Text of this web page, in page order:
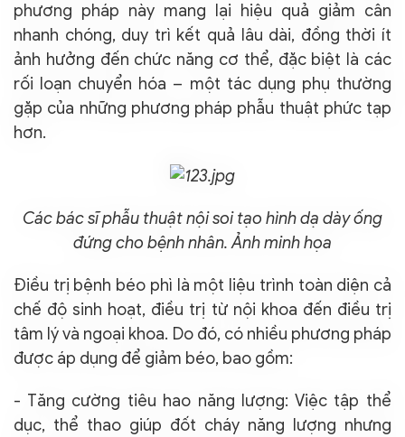
phương pháp này mang lại hiệu quả giảm cân
nhanh chóng, duy trì kết quả lâu dài, đồng thời ít
ảnh hưởng đến chức năng cơ thể, đặc biệt là các
rối loạn chuyển hóa – một tác dụng phụ thường
gặp của những phương pháp phẫu thuật phức tạp
hơn.
Các bác sĩ phẫu thuật nội soi tạo hình dạ dày ống
đứng cho bệnh nhân. Ảnh minh họa
Điều trị bệnh béo phì là một liệu trình toàn diện cả
chế độ sinh hoạt, điều trị từ nội khoa đến điều trị
tâm lý và ngoại khoa. Do đó, có nhiều phương pháp
được áp dụng để giảm béo, bao gồm:
- Tăng cường tiêu hao năng lượng: Việc tập thể
dục, thể thao giúp đốt cháy năng lượng nhưng